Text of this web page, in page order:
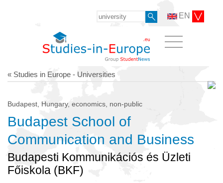
EN
« Studies in Europe - Universities
Budapest, Hungary, economics, non-public
Budapest School of
Communication and Business
Budapesti Kommunikációs és Üzleti
Főiskola (BKF)